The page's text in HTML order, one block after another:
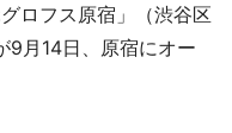
ロフス原宿」（渋谷区
9月14日、原宿にオー